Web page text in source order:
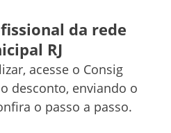
da rede
RJ
acesse o Consig
desconto, enviando o
o passo a passo.